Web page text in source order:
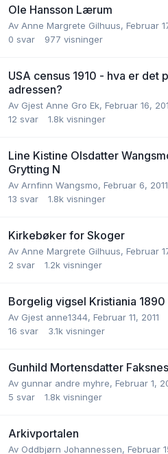
Ole Hansson Lærum
Av Anne Margrete Gilhuus, Februar
0 svar 977 visninger
USA census 1910 - hva er det
adressen?
Av Gjest Anne Gro Ek, Februar 16,
12 svar 1.8k visninger
Line Kistine Olsdatter
Grytting N
Av Arnfinn Wangsmo, Februar 6, 2011
13 svar 1.8k visninger
Kirkebøker for Skoger
Av Anne Margrete Gilhuus, Februar
2 svar 1.2k visninger
Borgelig vigsel Kristiania 1890
Av Gjest anne1344, Februar 11, 2011
16 svar 3.1k visninger
Gunhild Mortensdatter
Av gunnar andre myhre, Februar 1,
5 svar 1.8k visninger
Arkivportalen
Av Oddbjørn Johannessen, Februar